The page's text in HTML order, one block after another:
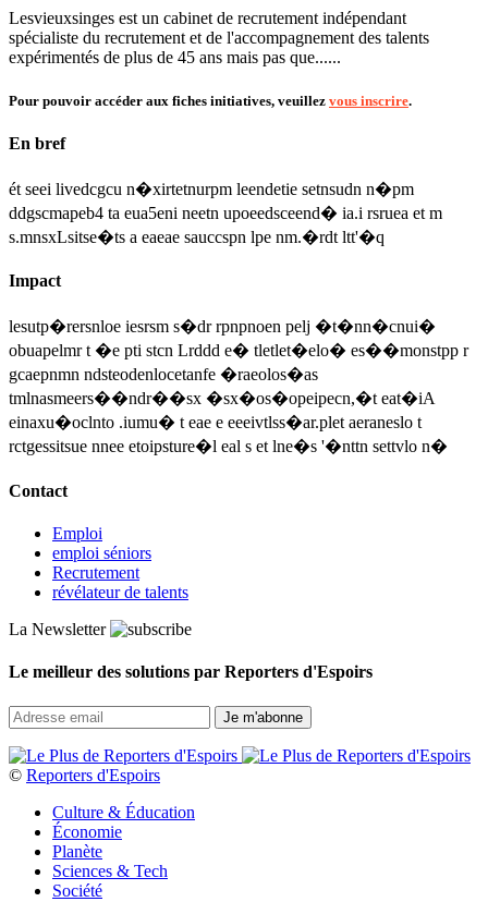
Lesvieuxsinges est un cabinet de recrutement indépendant
spécialiste du recrutement et de l'accompagnement des talents
expérimentés de plus de 45 ans mais pas que......
Pour pouvoir accéder aux fiches initiatives, veuillez vous inscrire.
En bref
ét seei livedcgcu n�xirtetnurpm leendetie setnsudn n�pm
ddgscmapeb4 ta eua5eni neetn upoeedsceend� ia.i rsruea et m
s.mnsxLsitse�ts a eaeae sauccspn lpe nm.�rdt ltt'�q
Impact
lesutp�rersnloe iesrsm s�dr rpnpnoen pelj �t�nn�cnui�
obuapelmr t �e pti stcn Lrddd e� tletlet�elo� es��monstpp r
gcaepnmn ndsteodenlocetanfe �raeolos�as
tmlnasmeers��ndr��sx �sx�os�opeipecn,�t eat�iA
einaxu�oclnto .iumu� t eae e eeeivtlss�ar.plet aeraneslo t
rctgessitsue nnee etoipsture�l eal s et lne�s '�nttn settvlo n�
Contact
Emploi
emploi séniors
Recrutement
révélateur de talents
La Newsletter
Le meilleur des solutions par Reporters d'Espoirs
© Reporters d'Espoirs
Culture & Éducation
Économie
Planète
Sciences & Tech
Société